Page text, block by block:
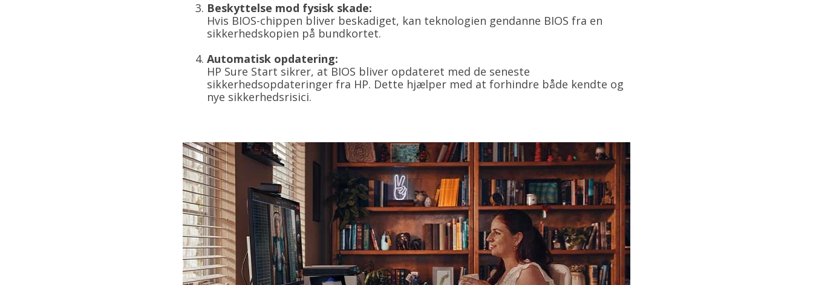
Beskyttelse mod fysisk skade:
Hvis BIOS-chippen bliver beskadiget, kan teknologien gendanne BIOS fra en
sikkerhedskopien på bundkortet.
Automatisk opdatering:
HP Sure Start sikrer, at BIOS bliver opdateret med de seneste
sikkerhedsopdateringer fra HP. Dette hjælper med at forhindre både kendte og
nye sikkerhedsrisici.